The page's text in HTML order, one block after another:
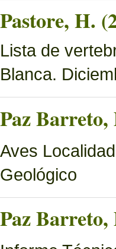
Pastore, H.
Lista de
Blanca.
Paz Barreto,
Aves
Geológico
Paz Barreto,